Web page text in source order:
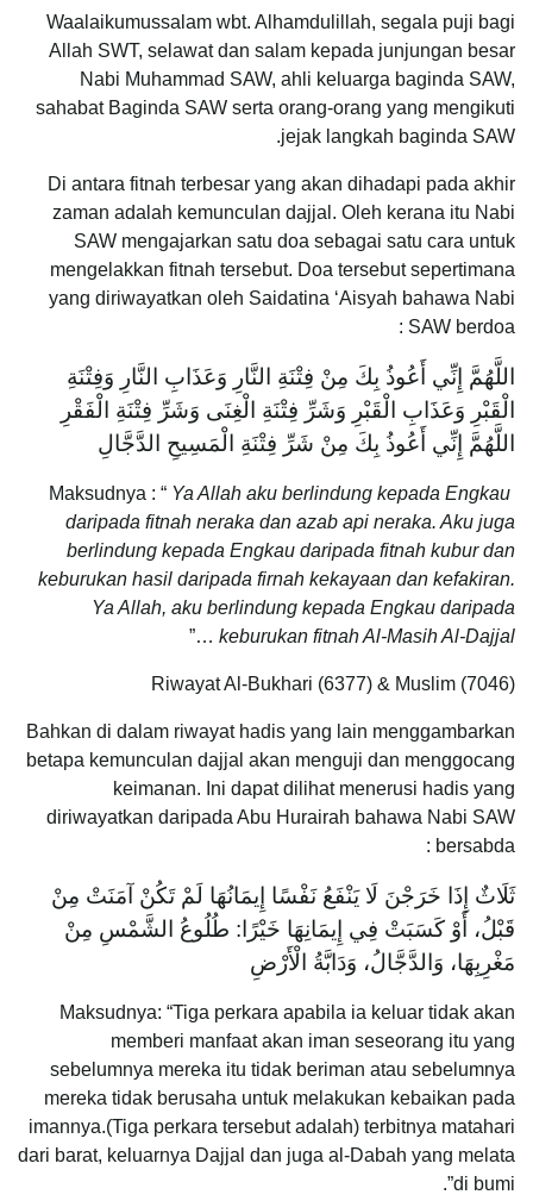
Waalaikumussalam wbt. Alhamdulillah, segala puji bagi
Allah SWT, selawat dan salam kepada junjungan besar
Nabi Muhammad SAW, ahli keluarga baginda SAW,
sahabat Baginda SAW serta orang-orang yang mengikuti
jejak langkah baginda SAW.
Di antara fitnah terbesar yang akan dihadapi pada akhir
zaman adalah kemunculan dajjal. Oleh kerana itu Nabi
SAW mengajarkan satu doa sebagai satu cara untuk
mengelakkan fitnah tersebut. Doa tersebut sepertimana
yang diriwayatkan oleh Saidatina ‘Aisyah bahawa Nabi
SAW berdoa :
اللَّهُمَّ إِنِّي أَعُوذُ بِكَ مِنْ فِتْنَةِ النَّارِ وَعَذَابِ النَّارِ وَفِتْنَةِ
الْقَبْرِ وَعَذَابِ الْقَبْرِ وَشَرِّ فِتْنَةِ الْغِنَى وَشَرِّ فِتْنَةِ الْفَقْرِ
اللَّهُمَّ إِنِّي أَعُوذُ بِكَ مِنْ شَرِّ فِتْنَةِ الْمَسِيحِ الدَّجَّالِ
Maksudnya : “ Ya Allah aku berlindung kepada Engkau
daripada fitnah neraka dan azab api neraka. Aku juga
berlindung kepada Engkau daripada fitnah kubur dan
keburukan hasil daripada firnah kekayaan dan kefakiran.
Ya Allah, aku berlindung kepada Engkau daripada
keburukan fitnah Al-Masih Al-Dajjal
…”
Riwayat Al-Bukhari (6377) & Muslim (7046)
Bahkan di dalam riwayat hadis yang lain menggambarkan
betapa kemunculan dajjal akan menguji dan menggocang
keimanan. Ini dapat dilihat menerusi hadis yang
diriwayatkan daripada Abu Hurairah bahawa Nabi SAW
bersabda :
ثَلَاثٌ إِذَا خَرَجْنَ لَا يَنْفَعُ نَفْسًا إِيمَانُهَا لَمْ تَكُنْ آمَنَتْ مِنْ
قَبْلُ، أَوْ كَسَبَتْ فِي إِيمَانِهَا خَيْرًا: طُلُوعُ الشَّمْسِ مِنْ
مَغْرِبِهَا، وَالدَّجَّالُ، وَدَابَّةُ الْأَرْضِ
Maksudnya: “Tiga perkara apabila ia keluar tidak akan
memberi manfaat akan iman seseorang itu yang
sebelumnya mereka itu tidak beriman atau sebelumnya
mereka tidak berusaha untuk melakukan kebaikan pada
imannya.(Tiga perkara tersebut adalah) terbitnya matahari
dari barat, keluarnya Dajjal dan juga al-Dabah yang melata
di bumi”.